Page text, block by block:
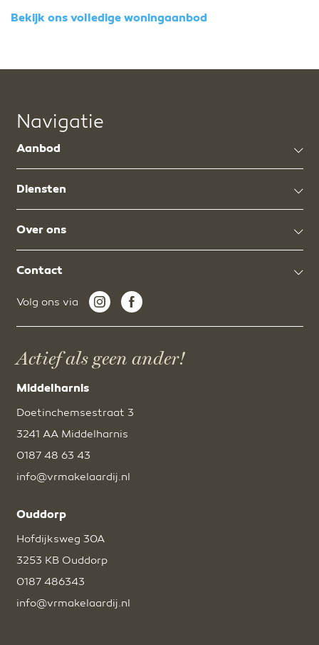
Bekijk ons volledige woningaanbod
Navigatie
Aanbod
Diensten
Over ons
Contact
Volg ons via
Actief als geen ander!
Middelharnis
Doetinchemsestraat 3
3241 AA Middelharnis
0187 48 63 43
info@vrmakelaardij.nl
Ouddorp
Hofdijksweg 30A
3253 KB Ouddorp
0187 486343
info@vrmakelaardij.nl